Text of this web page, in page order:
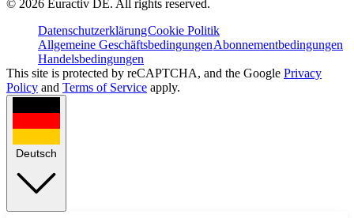
© 2026 Euractiv DE. All rights reserved.
DatenschutzerklärungCookie Politik
Allgemeine GeschäftsbedingungenAbonnementbedingungen
Handelsbedingungen
This site is protected by reCAPTCHA, and the Google Privacy
Policy and Terms of Service apply.
Deutsch